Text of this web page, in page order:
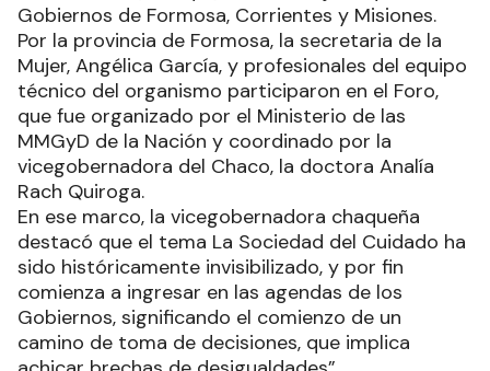
Gobiernos de Formosa, Corrientes y Misiones.
Por la provincia de Formosa, la secretaria de la
Mujer, Angélica García, y profesionales del equipo
técnico del organismo participaron en el Foro,
que fue organizado por el Ministerio de las
MMGyD de la Nación y coordinado por la
vicegobernadora del Chaco, la doctora Analía
Rach Quiroga.
En ese marco, la vicegobernadora chaqueña
destacó que el tema La Sociedad del Cuidado ha
sido históricamente invisibilizado, y por fin
comienza a ingresar en las agendas de los
Gobiernos, significando el comienzo de un
camino de toma de decisiones, que implica